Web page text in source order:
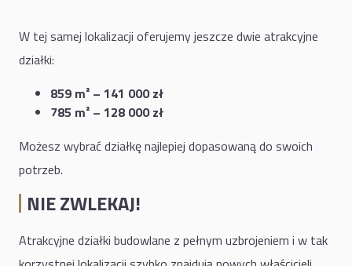
W tej samej lokalizacji oferujemy jeszcze dwie atrakcyjne
działki:
859 m² – 141 000 zł
785 m² – 128 000 zł
Możesz wybrać działkę najlepiej dopasowaną do swoich
potrzeb.
NIE ZWLEKAJ!
Atrakcyjne działki budowlane z pełnym uzbrojeniem i w tak